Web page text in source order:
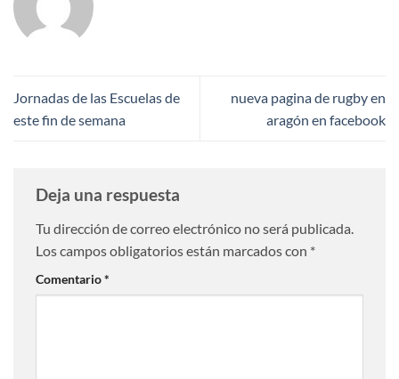
Jornadas de las Escuelas de
este fin de semana
nueva pagina de rugby en
aragón en facebook
Deja una respuesta
Tu dirección de correo electrónico no será publicada.
Los campos obligatorios están marcados con *
Comentario*